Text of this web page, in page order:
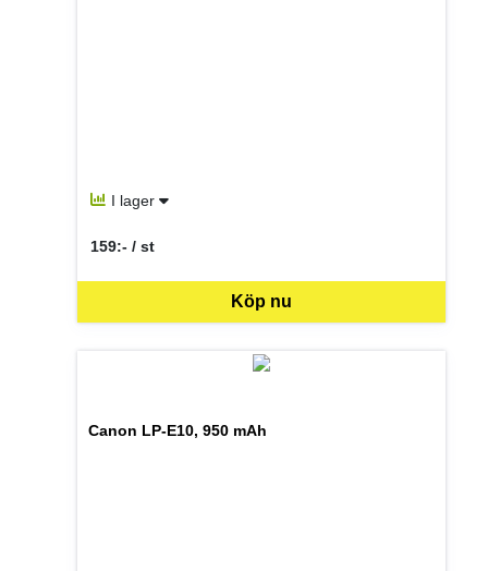
I lager
Köp nu
159:- / st
SEK per ST
Canon LP-E10, 950 mAh